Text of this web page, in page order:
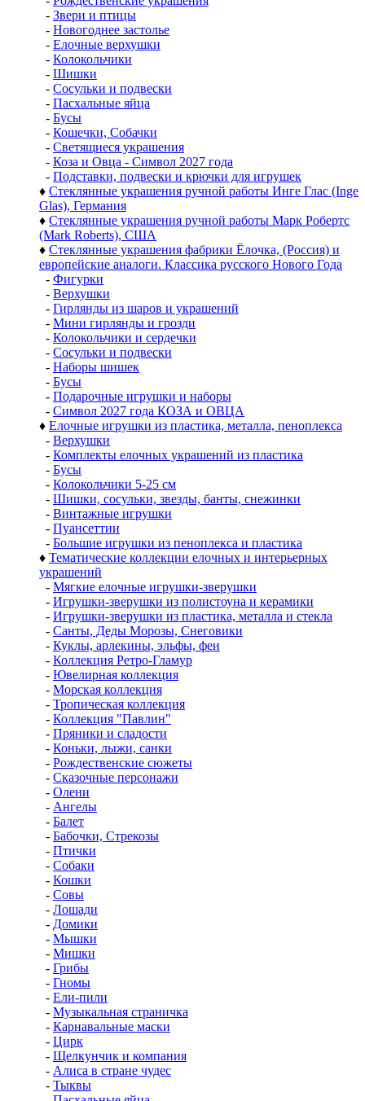
- Звери и птицы
- Новогоднее застолье
- Елочные верхушки
- Колокольчики
- Шишки
- Сосульки и подвески
- Пасхальные яйца
- Бусы
- Кошечки, Собачки
- Светящиеся украшения
- Коза и Овца - Символ 2027 года
- Подставки, подвески и крючки для игрушек
♦ Стеклянные украшения ручной работы Инге Глас (Inge
Glas), Германия
♦ Стеклянные украшения ручной работы Марк Робертс
(Mark Roberts), США
♦ Стеклянные украшения фабрики Ёлочка, (Россия) и
европейские аналоги. Классика русского Нового Года
- Фигурки
- Верхушки
- Гирлянды из шаров и украшений
- Мини гирлянды и грозди
- Колокольчики и сердечки
- Сосульки и подвески
- Наборы шишек
- Бусы
- Подарочные игрушки и наборы
- Символ 2027 года КОЗА и ОВЦА
♦ Елочные игрушки из пластика, металла, пеноплекса
- Верхушки
- Комплекты елочных украшений из пластика
- Бусы
- Колокольчики 5-25 см
- Шишки, сосульки, звезды, банты, снежинки
- Винтажные игрушки
- Пуансеттии
- Большие игрушки из пеноплекса и пластика
♦ Тематические коллекции елочных и интерьерных
украшений
- Мягкие елочные игрушки-зверушки
- Игрушки-зверушки из полистоуна и керамики
- Игрушки-зверушки из пластика, металла и стекла
- Санты, Деды Морозы, Снеговики
- Куклы, арлекины, эльфы, феи
- Коллекция Ретро-Гламур
- Ювелирная коллекция
- Морская коллекция
- Тропическая коллекция
- Коллекция "Павлин"
- Пряники и сладости
- Коньки, лыжи, санки
- Рождественские сюжеты
- Сказочные персонажи
- Олени
- Ангелы
- Балет
- Бабочки, Стрекозы
- Птички
- Собаки
- Кошки
- Совы
- Лошади
- Домики
- Мышки
- Мишки
- Грибы
- Гномы
- Ели-пили
- Музыкальная страничка
- Карнавальные маски
- Цирк
- Щелкунчик и компания
- Алиса в стране чудес
- Тыквы